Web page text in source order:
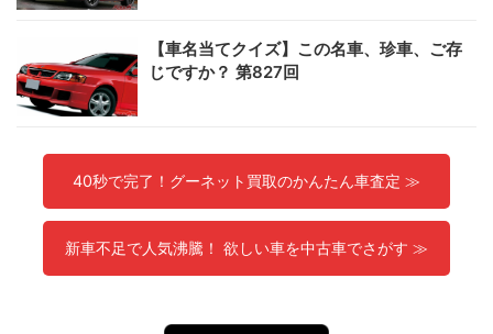
【車名当てクイズ】この名車、珍車、ご存
じですか？ 第827回
40秒で完了！グーネット買取のかんたん車査定 ≫
新車不足で人気沸騰！ 欲しい車を中古車でさがす ≫